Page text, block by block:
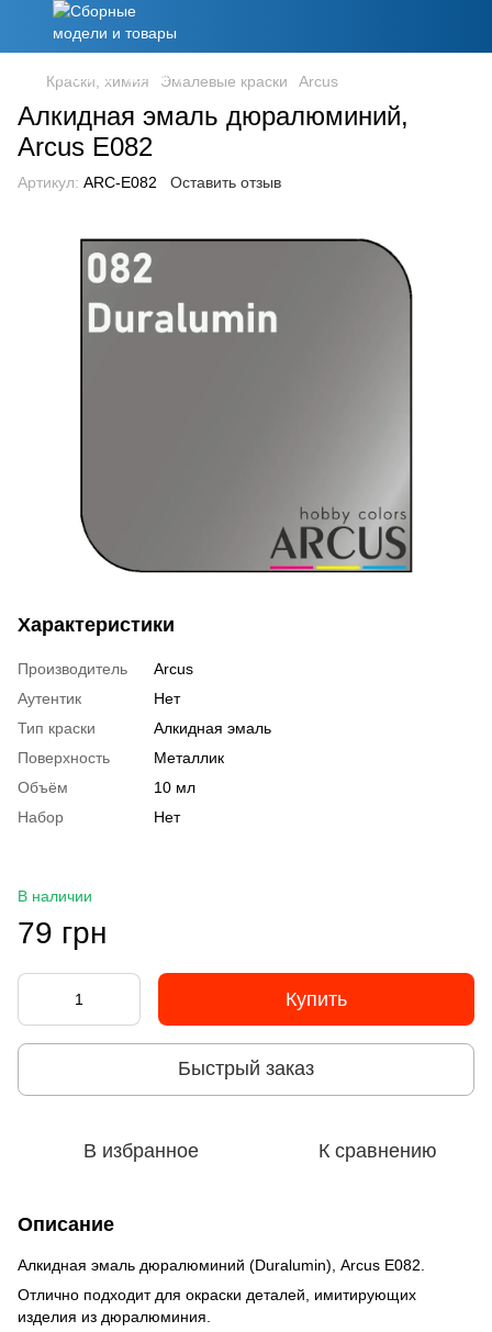
Краски, химия Эмалевые краски Arcus
Алкидная эмаль дюралюминий,
Arcus E082
Артикул: ARC-E082 Оставить отзыв
Характеристики
Производитель
Arcus
Аутентик
Нет
Тип краски
Алкидная эмаль
Поверхность
Металлик
Объём
10 мл
Набор
Нет
В наличии
79 грн
Купить
Быстрый заказ
В избранное К сравнению
Описание
Алкидная эмаль дюралюминий (Duralumin), Arcus E082.
Отлично подходит для окраски деталей, имитирующих
изделия из дюралюминия.